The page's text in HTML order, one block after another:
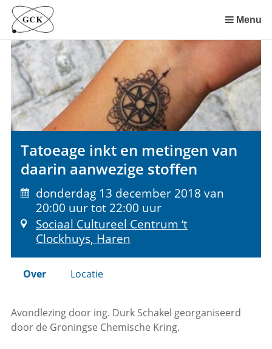
Sla
links
over
Spring
naar
de
inhoud
Spring
naar
menu
Menu
Tatoeage inkt en metingen van
daarin aanwezige stoffen
donderdag 13 december 2018 van
20:00 uur tot 22:00 uur
Sociaal Cultureel Centrum ‘t
Clockhuys, Haren
Over Locatie
Avondlezing door ing. Durk Schakel georganiseerd
door de Groningse Chemische Kring.